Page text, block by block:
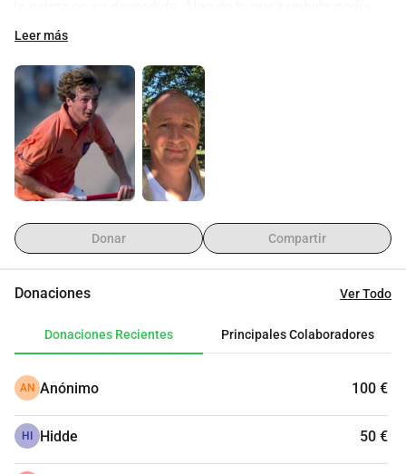
disfrutar tanto. El excedente es para Mats y Douwe, así que
ahora!
Leer más
Donar Compartir
Donaciones Ver Todo
Donaciones Recientes Principales Colaboradores
AN Anónimo 100 €
HI Hidde 50 €